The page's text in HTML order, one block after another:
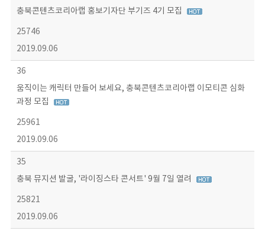
충북콘텐츠코리아랩 홍보기자단 부기즈 4기 모집
25746
2019.09.06
36
움직이는 캐릭터 만들어 보세요, 충북콘텐츠코리아랩 이모티콘 심화
과정 모집
25961
2019.09.06
35
충북 뮤지션 발굴, '라이징스타 콘서트' 9월 7일 열려
25821
2019.09.06